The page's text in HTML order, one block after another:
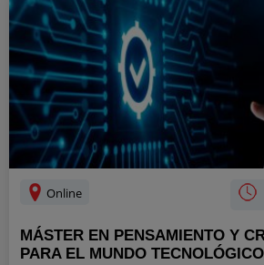
Online
MÁSTER EN PENSAMIENTO Y
PARA EL MUNDO